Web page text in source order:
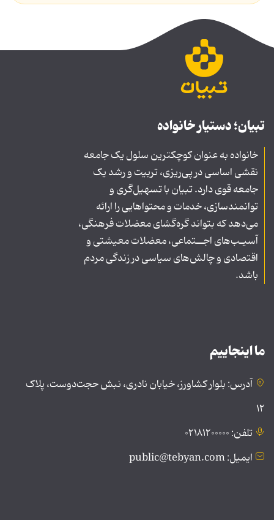
تبیان؛ دستیار خانواده
خانواده به عنوان کوچکترین سلول یک جامعه
نقشی اساسی در پی‌ریزی، تربیت و رشد یک
جامعه قوی دارد. تبیان با تسهیل‌گری و
توانمندسازی، خدمات و محتواهایی را ارائه
می‌دهد که بتواند گره‌گشای معضلات فرهنگی،
آسیـب‌های اجــتماعی، معضلات معیشتی و
اقتصادی و چالش‌های سیاسی در زندگی مردم
باشد.
ما اینجاییم
آدرس: بلوار کشاورز، خیابان نادری، نبش حجت‌دوست، پلاک
۱۲
تلفن: ۰۲۱۸۱۲۰۰۰۰۰
ایمیل: public@tebyan.com